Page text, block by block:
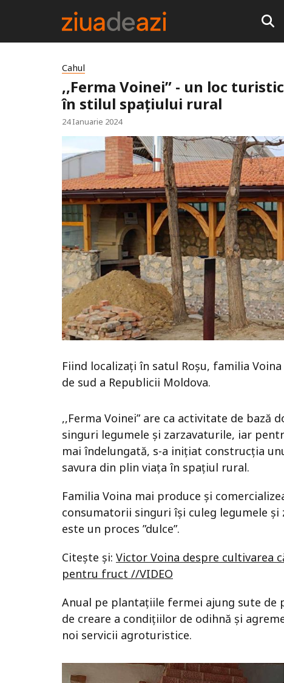
Cahul
,,Ferma Voinei” - un loc
în stilul spațiului rural
24 Ianuarie 2024
Fiind localizați în satul Roșu, familia
de sud a Republicii Moldova.
,,Ferma Voinei” are ca activitate de
singuri legumele și zarzavaturile, iar
mai îndelungată, s-a inițiat construcția
savura din plin viața în spațiul rural.
Familia Voina mai produce și
consumatorii singuri își culeg legumele
este un proces ”dulce”.
Citește și: Victor Voina despre cultivarea
pentru fruct //VIDEO
Anual pe plantațiile fermei ajung sute de
de creare a condițiilor de odihnă și
noi servicii agroturistice.